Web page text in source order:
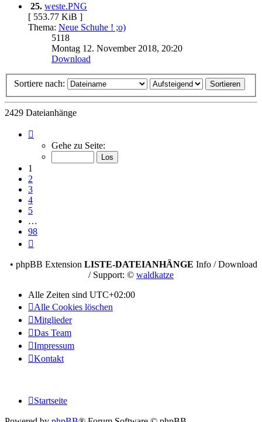
25. weste.PNG
[ 553.77 KiB ]
Thema: Neue Schuhe ! ;o)
5118
Montag 12. November 2018, 20:20
Download
Sortiere nach:
2429 Dateianhänge
von
Gehe zu Seite:
1
2
3
4
5
…
98
• phpBB Extension LISTE-DATEIANHÄNGE Info / Download
/ Support: © waldkatze
Alle Zeiten sind UTC+02:00
Alle Cookies löschen
Mitglieder
Das Team
Impressum
Kontakt
Startseite